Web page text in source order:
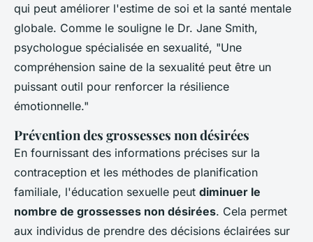
qui peut améliorer l'estime de soi et la santé mentale
globale. Comme le souligne le Dr. Jane Smith,
psychologue spécialisée en sexualité, "Une
compréhension saine de la sexualité peut être un
puissant outil pour renforcer la résilience
émotionnelle."
Prévention des grossesses non désirées
En fournissant des informations précises sur la
contraception et les méthodes de planification
familiale, l'éducation sexuelle peut diminuer le
nombre de grossesses non désirées. Cela permet
aux individus de prendre des décisions éclairées sur